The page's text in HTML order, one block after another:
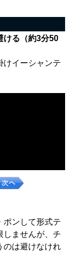
ける（約3分50
けイーシャンテ
ンして形式テ
しませんが、チ
のは避けなけれ